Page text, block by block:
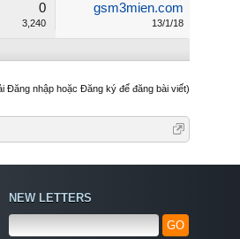
0
3,240
gsm3mien.com
13/1/18
Đăng nhập hoặc Đăng ký để đăng bài viết)
NEW LETTERS
GO